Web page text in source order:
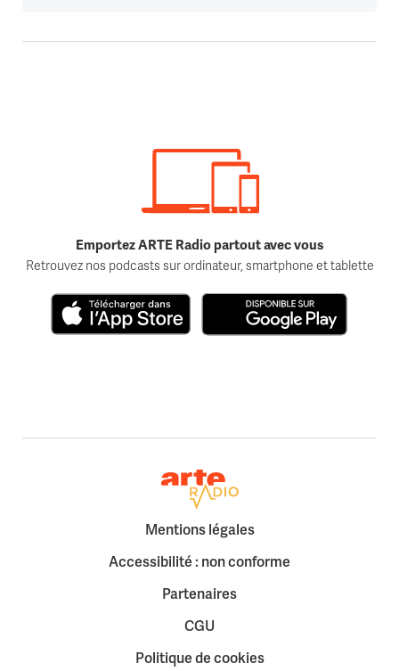
Emportez ARTE Radio partout avec vous
Retrouvez nos podcasts sur ordinateur, smartphone et tablette
Retour à la page d'accueil
Mentions légales
Accessibilité : non conforme
Partenaires
CGU
Politique de cookies